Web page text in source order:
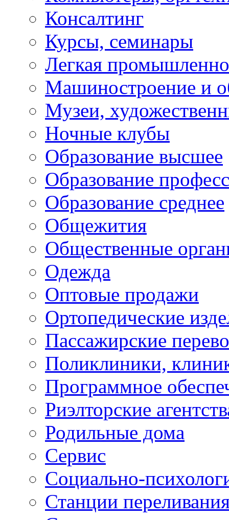
Консалтинг
Курсы, семинары
Легкая
Машиностроение и
Музеи,
Ночные клубы
Образование высшее
Образование
Образование среднее
Общежития
Общественные
Одежда
Оптовые продажи
Ортопедические
Пассажирские
Поликлиники,
Программное
Риэлторские
Родильные дома
Сервис
Социально-
Станции